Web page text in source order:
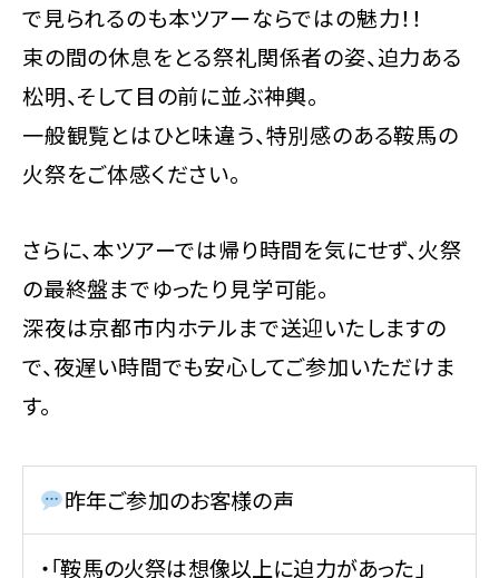
で見られるのも本ツアーならではの魅力！！
束の間の休息をとる祭礼関係者の姿、迫力ある
松明、そして目の前に並ぶ神輿。
一般観覧とはひと味違う、特別感のある鞍馬の
火祭をご体感ください。
さらに、本ツアーでは帰り時間を気にせず、火祭
の最終盤までゆったり見学可能。
深夜は京都市内ホテルまで送迎いたしますの
で、夜遅い時間でも安心してご参加いただけま
す。
昨年ご参加のお客様の声
・「鞍馬の火祭は想像以上に迫力があった」